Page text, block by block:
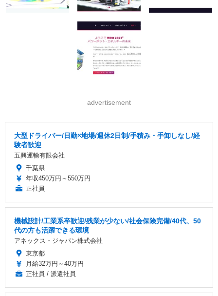
advertisement
大型ドライバー/日勤×地場/週休2日制/手積み・手卸しなし/経
験者歓迎
五興運輸有限会社
千葉県
年収450万円～550万円
正社員
機械設計/工業系卒歓迎/残業が少ない/社会保険完備/40代、50
代の方も活躍できる環境
アネックス・ジャパン株式会社
東京都
月給32万円～40万円
正社員 / 派遣社員